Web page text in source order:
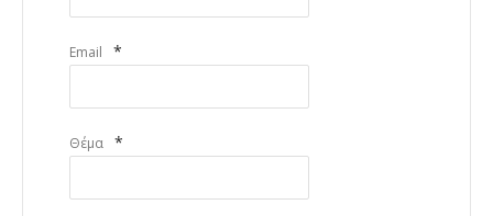
Email *
Θέμα *